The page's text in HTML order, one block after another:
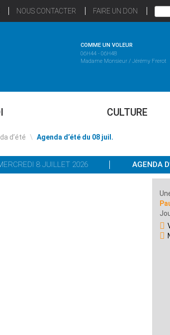
NOUS CONTACTER FAIRE UN DON
COMME UN VOLEUR
06H44 - 06H48
Madame Monsieur / Jérémy Frerot
CULTURE
d’été \ Agenda d’été du 08 juil.
8 JUILLET 2026 AGENDA